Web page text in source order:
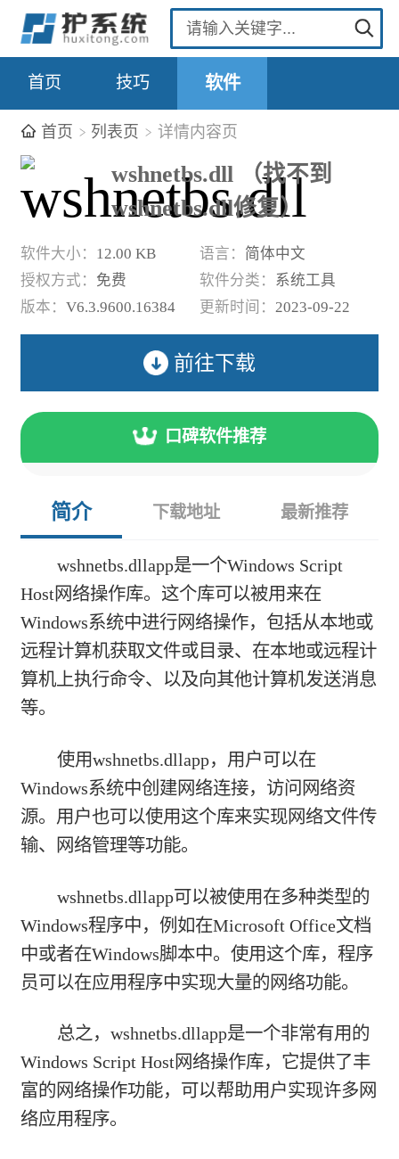
首页 技巧 软件
首页 列表页 详情内容页
wshnetbs.dll （找不到
wshnetbs.dll修复）
软件大小： 12.00 KB 语言： 简体中文
授权方式： 免费 软件分类： 系统工具
版本：V6.3.9600.16384 更新时间： 2023-09-22
前往下载
口碑软件推荐
简介 下载地址 最新推荐
wshnetbs.dllapp是一个Windows Script
Host网络操作库。这个库可以被用来在
Windows系统中进行网络操作，包括从本地或
远程计算机获取文件或目录、在本地或远程计
算机上执行命令、以及向其他计算机发送消息
等。
使用wshnetbs.dllapp，用户可以在
Windows系统中创建网络连接，访问网络资
源。用户也可以使用这个库来实现网络文件传
输、网络管理等功能。
wshnetbs.dllapp可以被使用在多种类型的
Windows程序中，例如在Microsoft Office文档
中或者在Windows脚本中。使用这个库，程序
员可以在应用程序中实现大量的网络功能。
总之，wshnetbs.dllapp是一个非常有用的
Windows Script Host网络操作库，它提供了丰
富的网络操作功能，可以帮助用户实现许多网
络应用程序。